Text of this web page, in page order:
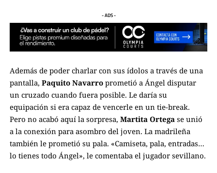
- ADS -
Además de poder charlar con sus ídolos a través de una
pantalla, Paquito Navarro prometió a Ángel disputar
un cruzado cuando fuera posible. Le daría su
equipación si era capaz de vencerle en un tie-break.
Pero no acabó aquí la sorpresa, Martita Ortega se unió
a la conexión para asombro del joven. La madrileña
también le prometió su pala. «Camiseta, pala, entradas…
lo tienes todo Ángel», le comentaba el jugador sevillano.